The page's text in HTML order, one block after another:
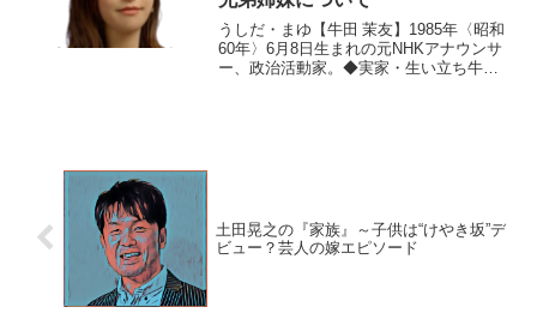
うしだ・まゆ【牛田 茉友】1985年〈昭和
60年〉6月8日生まれの元NHKアナウンサ
ー、政治活動家。◆実家・生い立ち牛田
土田晃之の『家族』～子供は“けやき坂”デ
ビュー？芸人の嫁エピソード